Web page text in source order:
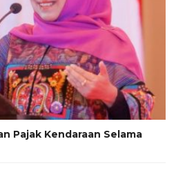
Pajak Kendaraan Selama